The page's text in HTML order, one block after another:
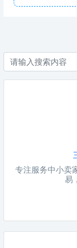
专注服务中小卖
易